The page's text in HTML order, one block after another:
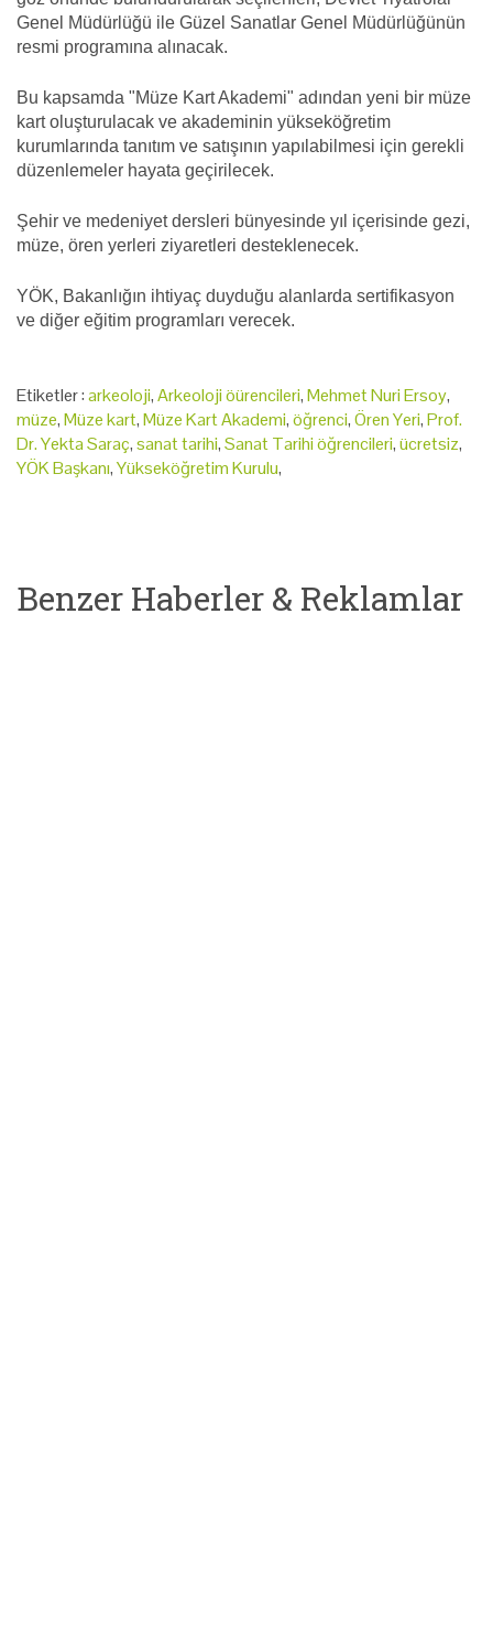
Genel Müdürlüğü ile Güzel Sanatlar Genel Müdürlüğünün
resmi programına alınacak.
Bu kapsamda "Müze Kart Akademi" adından yeni bir müze
kart oluşturulacak ve akademinin yükseköğretim
kurumlarında tanıtım ve satışının yapılabilmesi için gerekli
düzenlemeler hayata geçirilecek.
Şehir ve medeniyet dersleri bünyesinde yıl içerisinde gezi,
müze, ören yerleri ziyaretleri desteklenecek.
YÖK, Bakanlığın ihtiyaç duyduğu alanlarda sertifikasyon
ve diğer eğitim programları verecek.
Etiketler :arkeoloji,Arkeoloji öürencileri,Mehmet Nuri Ersoy,
müze,Müze kart,Müze Kart Akademi,öğrenci,Ören Yeri,Prof.
Dr. Yekta Saraç,sanat tarihi,Sanat Tarihi öğrencileri,ücretsiz,
YÖK Başkanı,Yükseköğretim Kurulu,
Benzer Haberler & Reklamlar